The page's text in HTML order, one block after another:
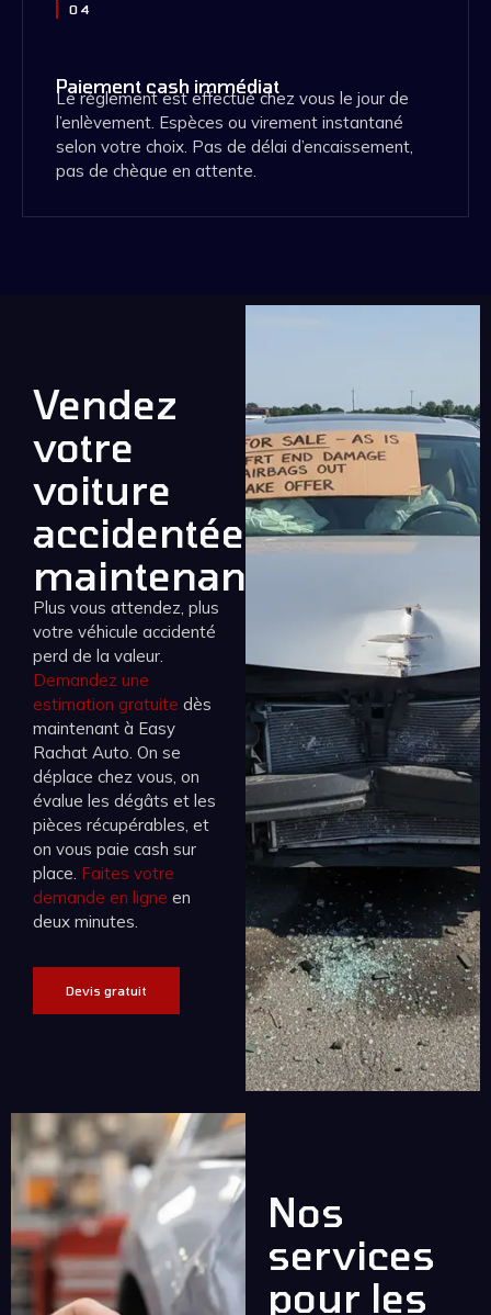
04
Paiement cash immédiat
Le règlement est effectué chez vous le jour de
l’enlèvement. Espèces ou virement instantané
selon votre choix. Pas de délai d’encaissement,
pas de chèque en attente.
Vendez
votre
voiture
accidentée
maintenant
Plus vous attendez, plus
votre véhicule accidenté
perd de la valeur.
Demandez une
estimation gratuite dès
maintenant à Easy
Rachat Auto. On se
déplace chez vous, on
évalue les dégâts et les
pièces récupérables, et
on vous paie cash sur
place. Faites votre
demande en ligne en
deux minutes.
Devis gratuit
Nos
services
pour les